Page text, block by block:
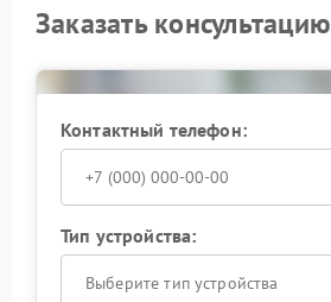
Заказать консультацию
Контактный телефон:
Тип устройства:
Выберите тип устройства